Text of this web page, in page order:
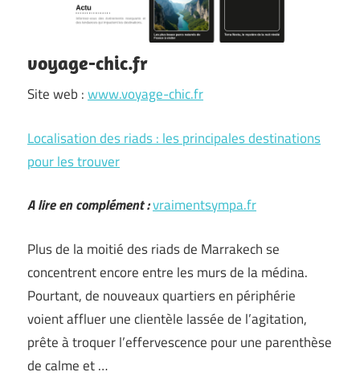
voyage-chic.fr
Site web :www.voyage-chic.fr
Localisation des riads : les principales destinations
pour les trouver
A lire en complément :vraimentsympa.fr
Plus de la moitié des riads de Marrakech se
concentrent encore entre les murs de la médina.
Pourtant, de nouveaux quartiers en périphérie
voient affluer une clientèle lassée de l’agitation,
prête à troquer l’effervescence pour une parenthèse
de calme et …